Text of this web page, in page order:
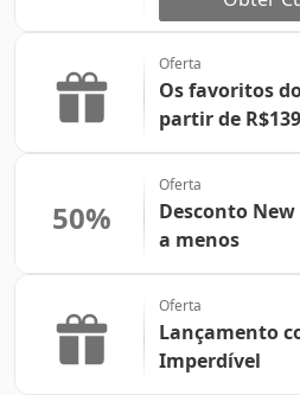
Oferta
Os favoritos
partir de
50%
Oferta
Desconto
a menos
Oferta
Lançamento
Imperdível